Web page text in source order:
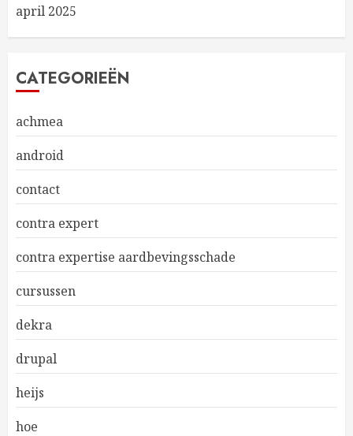
april 2025
CATEGORIEËN
achmea
android
contact
contra expert
contra expertise aardbevingsschade
cursussen
dekra
drupal
heijs
hoe